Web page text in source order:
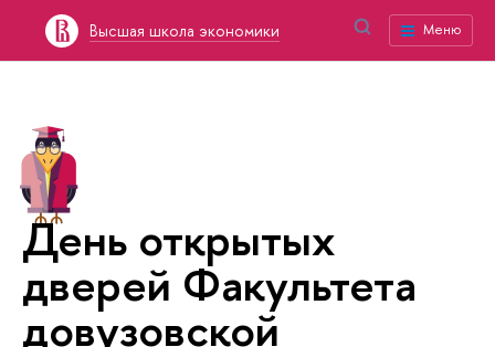
Высшая школа экономики Меню
День открытых
дверей Факультета
довузовской